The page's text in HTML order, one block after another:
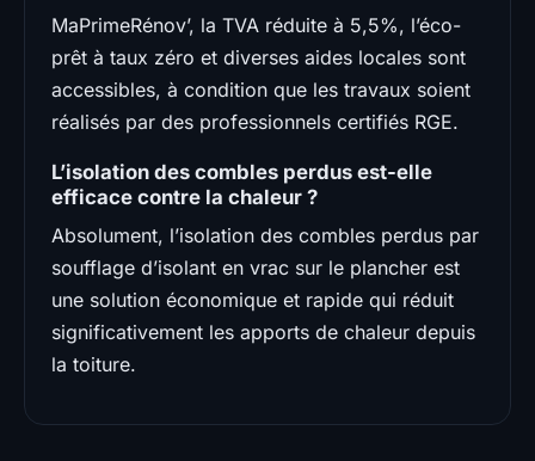
MaPrimeRénov’, la TVA réduite à 5,5%, l’éco-
prêt à taux zéro et diverses aides locales sont
accessibles, à condition que les travaux soient
réalisés par des professionnels certifiés RGE.
L’isolation des combles perdus est-elle
efficace contre la chaleur ?
Absolument, l’isolation des combles perdus par
soufflage d’isolant en vrac sur le plancher est
une solution économique et rapide qui réduit
significativement les apports de chaleur depuis
la toiture.